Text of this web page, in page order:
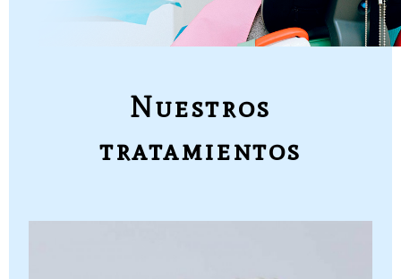
Nuestros
tratamientos